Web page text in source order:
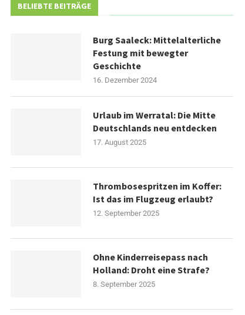
BELIEBTE BEITRÄGE
Burg Saaleck: Mittelalterliche
Festung mit bewegter
Geschichte
16. Dezember 2024
Urlaub im Werratal: Die Mitte
Deutschlands neu entdecken
17. August 2025
Thrombosespritzen im Koffer:
Ist das im Flugzeug erlaubt?
12. September 2025
Ohne Kinderreisepass nach
Holland: Droht eine Strafe?
8. September 2025